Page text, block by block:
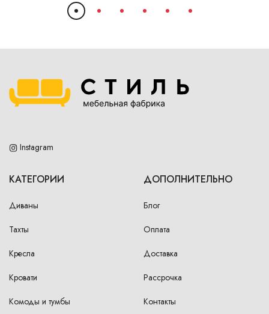
Instagram
КАТЕГОРИИ
Диваны
Тахты
Кресла
Кровати
Комоды и тумбы
ДОПОЛНИТЕЛЬНО
Блог
Оплата
Доставка
Рассрочка
Контакты